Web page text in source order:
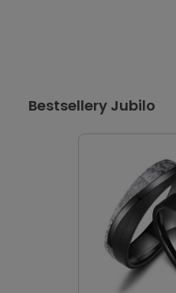
Bestsellery Jubilo